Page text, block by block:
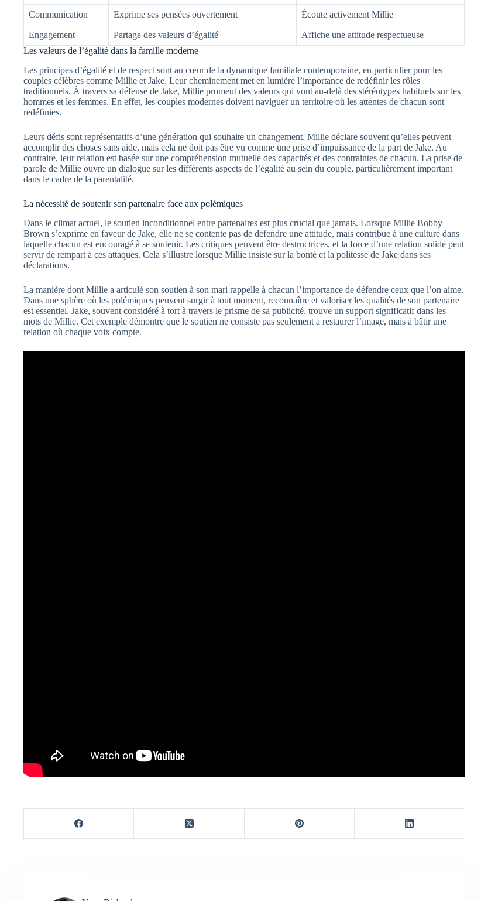
Communication Exprime ses pensées ouvertement Écoute activement Millie
Engagement Partage des valeurs d’égalité
Affiche une attitude respectueuse
Les valeurs de l’égalité dans la famille moderne
Les principes d’égalité et de respect sont au cœur de la dynamique familiale contemporaine, en particulier pour les
couples célèbres comme Millie et Jake. Leur cheminement met en lumière l’importance de redéfinir les rôles
traditionnels. À travers sa défense de Jake, Millie promeut des valeurs qui vont au-delà des stéréotypes habituels sur les
hommes et les femmes. En effet, les couples modernes doivent naviguer un territoire où les attentes de chacun sont
redéfinies.
Leurs défis sont représentatifs d’une génération qui souhaite un changement. Millie déclare souvent qu’elles peuvent
accomplir des choses sans aide, mais cela ne doit pas être vu comme une prise d’impuissance de la part de Jake. Au
contraire, leur relation est basée sur une compréhension mutuelle des capacités et des contraintes de chacun. La prise de
parole de Millie ouvre un dialogue sur les différents aspects de l’égalité au sein du couple, particulièrement important
dans le cadre de la parentalité.
La nécessité de soutenir son partenaire face aux polémiques
Dans le climat actuel, le soutien inconditionnel entre partenaires est plus crucial que jamais. Lorsque Millie Bobby
Brown s’exprime en faveur de Jake, elle ne se contente pas de défendre une attitude, mais contribue à une culture dans
laquelle chacun est encouragé à se soutenir. Les critiques peuvent être destructrices, et la force d’une relation solide peut
servir de rempart à ces attaques. Cela s’illustre lorsque Millie insiste sur la bonté et la politesse de Jake dans ses
déclarations.
La manière dont Millie a articulé son soutien à son mari rappelle à chacun l’importance de défendre ceux que l’on aime.
Dans une sphère où les polémiques peuvent surgir à tout moment, reconnaître et valoriser les qualités de son partenaire
est essentiel. Jake, souvent considéré à tort à travers le prisme de sa publicité, trouve un support significatif dans les
mots de Millie. Cet exemple démontre que le soutien ne consiste pas seulement à restaurer l’image, mais à bâtir une
relation où chaque voix compte.